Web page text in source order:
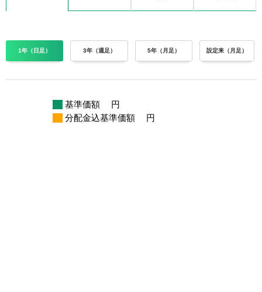
1年（日足） 3年（週足） 5年（月足） 設定来（月足）
基準価額
円
分配金込基準価額
円